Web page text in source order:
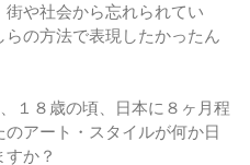
や社会から忘れられてい
の方法で表現したかったん
１８歳の頃、日本に８ヶ月程
アート・スタイルが何か日
か？